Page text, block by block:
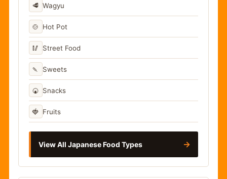
🥩 Wagyu
🍲 Hot Pot
🥢 Street Food
🍡 Sweets
🍘 Snacks
🍓 Fruits
View All Japanese Food Types →